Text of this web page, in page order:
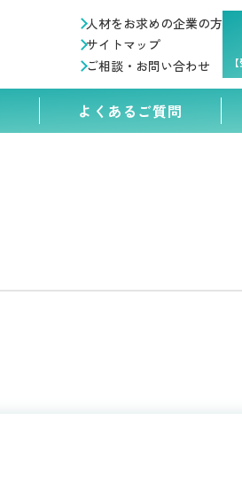
人材をお求めの企業の方
サイトマップ
ご相談・お問い合わせ
よくあるご質問